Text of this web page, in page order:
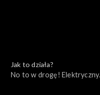
Jak to działa?
No to w drogę! Elektryczny